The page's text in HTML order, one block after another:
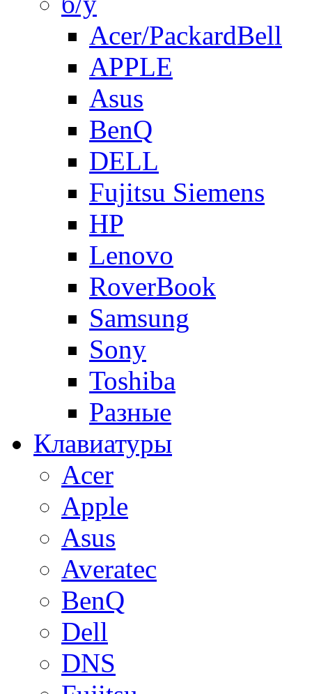
Acer/PackardBell
APPLE
Asus
BenQ
DELL
Fujitsu Siemens
HP
Lenovo
RoverBook
Samsung
Sony
Toshiba
Разные
Клавиатуры
Acer
Apple
Asus
Averatec
BenQ
Dell
DNS